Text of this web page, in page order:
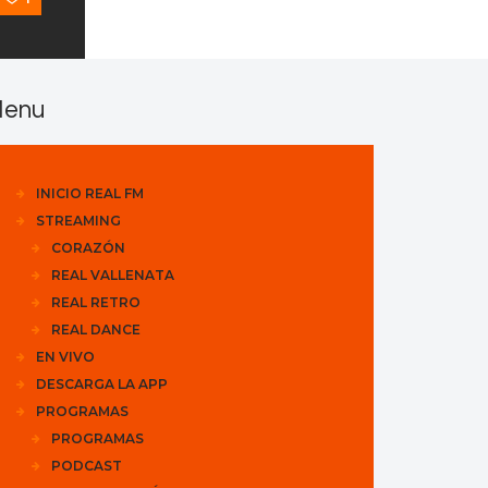
INICIO REAL FM
STREAMING
CORAZÓN
REAL VALLENATA
REAL RETRO
REAL DANCE
EN VIVO
DESCARGA LA APP
PROGRAMAS
PROGRAMAS
PODCAST